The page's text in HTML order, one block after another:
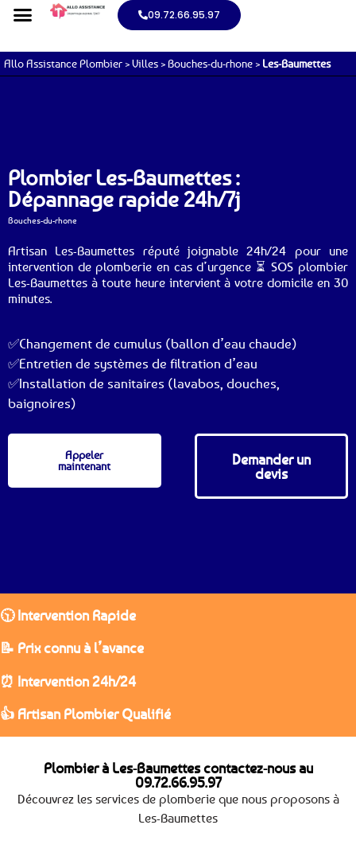
09.72.66.95.97
Allo Assistance Plombier >Villes >Bouches-du-rhone > Les-Baumettes
Plombier Les-Baumettes :
Dépannage rapide 24h/7j
Bouches-du-rhone
Artisan Les-Baumettes réputé joignable 24h/24 pour une
intervention de plomberie en cas d’urgence ⏳ SOS plombier
Les-Baumettes à toute heure intervient à votre domicile en 30
minutes.
✅Changement de cumulus (ballon d’eau chaude)
✅Entretien de systèmes de filtration d’eau
✅Installation de sanitaires (lavabos, douches,
baignoires)
Appeler
maintenant
Demander un
devis
🕥 Intervention Rapide
📝 Prix connu à l’avance
⏰ Intervention 24h/24
👍 Artisan Plombier Qualifié
Plombier à Les-Baumettes contactez-nous au
09.72.66.95.97
Découvrez les services de plomberie que nous proposons à
Les-Baumettes